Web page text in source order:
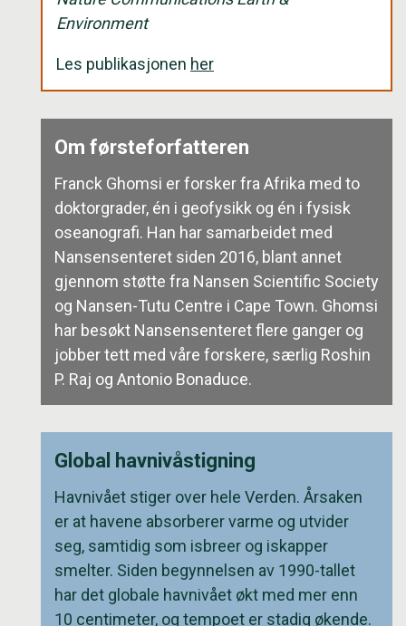
Environment
Les publikasjonen her
Om førsteforfatteren
Franck Ghomsi er forsker fra Afrika med to
doktorgrader, én i geofysikk og én i fysisk
oseanografi. Han har samarbeidet med
Nansensenteret siden 2016, blant annet
gjennom støtte fra Nansen Scientific Society
og Nansen-Tutu Centre i Cape Town. Ghomsi
har besøkt Nansensenteret flere ganger og
jobber tett med våre forskere, særlig Roshin
P. Raj og Antonio Bonaduce.
Global havnivåstigning
Havnivået stiger over hele Verden. Årsaken
er at havene absorberer varme og utvider
seg, samtidig som isbreer og iskapper
smelter. Siden begynnelsen av 1990-tallet
har det globale havnivået økt med mer enn
10 centimeter, og tempoet er stadig økende.